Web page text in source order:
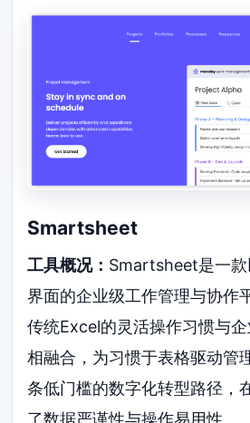
Smartsheet
工具概况： Smartsheet是一
界面的企业级工作管理与协作
传统Excel的灵活操作习惯与
相融合，为习惯于表格驱动管
条低门槛的数字化转型路径，
了数据严谨性与操作易用性。